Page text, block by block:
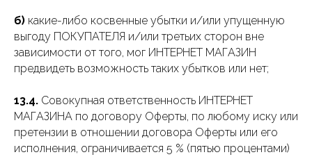
б) какие-либо косвенные убытки и/или упущенную
выгоду ПОКУПАТЕЛЯ и/или третьих сторон вне
зависимости от того, мог ИНТЕРНЕТ МАГАЗИН
предвидеть возможность таких убытков или нет;
13.4. Совокупная ответственность ИНТЕРНЕТ
МАГАЗИНА по договору Оферты, по любому иску или
претензии в отношении договора Оферты или его
исполнения, ограничивается 5 % (пятью процентами)